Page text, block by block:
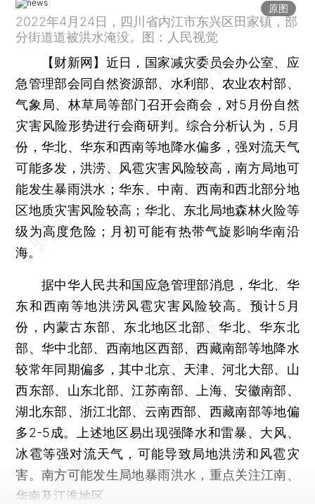
原图
2022年4月24日，四川省内江市东兴区田家镇，部
分街道道被洪水淹没。图：人民视觉
【财新网】 近日，国家减灾委员会办公室、应
急管理部会同自然资源部、水利部、农业农村部、
气象局、林草局等部门召开会商会，对5月份自然
灾害风险形势进行会商研判。综合分析认为，5月
份，华北、华东和西南等地降水偏多，强对流天气
可能多发，洪涝、风雹灾害风险较高，南方局地可
能发生暴雨洪水；华东、中南、西南和西北部分地
区地质灾害风险较高；华北、东北局地森林火险等
级为高度危险；月初可能有热带气旋影响华南沿
海。
据中华人民共和国应急管理部消息，华北、华
东和西南等地洪涝风雹灾害风险较高。预计5月
份，内蒙古东部、东北地区北部、华北、华东北
部、华中北部、西南地区西部、西藏南部等地降水
较常年同期偏多，其中北京、天津、河北大部、山
西东部、山东北部、江苏南部、上海、安徽南部、
湖北东部、浙江北部、云南西部、西藏南部等地偏
多2-5成。上述地区易出现强降水和雷暴、大风、
冰雹等强对流天气，可能导致局地洪涝和风雹灾
害。南方可能发生局地暴雨洪水，重点关注江南、
华南及江淮地区。